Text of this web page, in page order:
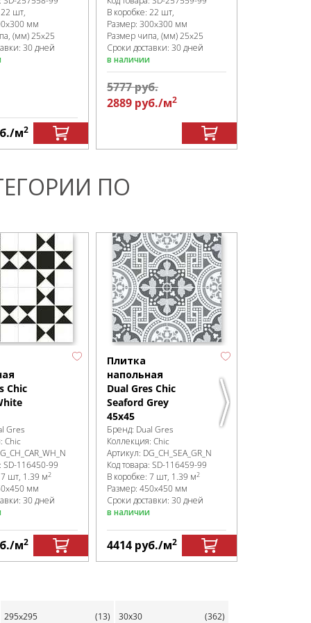
22 шт,
мм
(мм)25x25
30 дней
/м2
В коробке: 22 шт,
Размер: 300x300 мм
Размер чипа, (мм)25x25
Сроки доставки: 30 дней
в наличии
5777руб.
2889 руб./м2
ПО
Chic
Gres
Chic
SD-116450-99
7 шт, 1.39 м2
мм
30 дней
/м2
Плитка
напольная
Dual Gres Chic
Seaford Grey
45х45
Бренд: Dual Gres
Коллекция: Chic
Артикул: DG_CH_SEA_GR_N
Код товара: SD-116459-99
В коробке: 7 шт, 1.39 м2
Размер: 450x450 мм
Сроки доставки: 30 дней
в наличии
4414 руб./м2
295x295 (13) 30х30 (362)